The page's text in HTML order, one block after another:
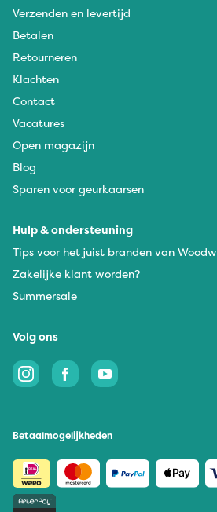
Verzenden en levertijd
Betalen
Retourneren
Klachten
Contact
Vacatures
Open magazijn
Blog
Sparen voor geurkaarsen
Hulp & ondersteuning
Tips voor het juist branden van
Zakelijke klant worden?
Summersale
Volg ons
Betaalmogelijkheden